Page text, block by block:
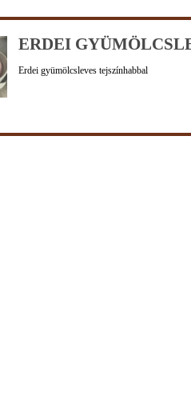
ERDEI
Erdei gyümölcsleves tejszínhabbal